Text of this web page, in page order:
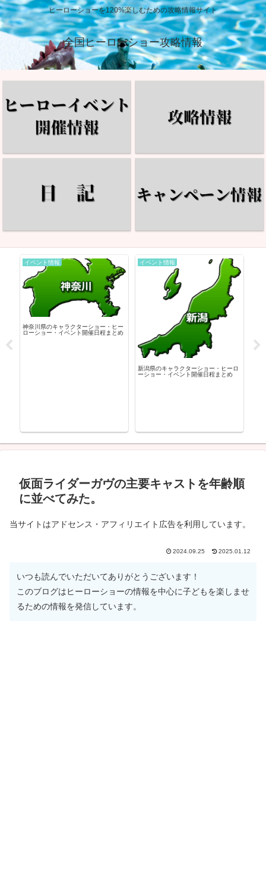
ヒーローショーを120%楽しむための攻略情報サイト
全国ヒーローショー攻略情報
イベント情報
神奈川県のキャラクターショー・ヒー
ローショー・イベント開催日程まとめ
イベント情報
新潟県のキャラクターショー・ヒーロ
ーショー・イベント開催日程まとめ
仮面ライダーガヴの主要キャストを年齢順
に並べてみた。
当サイトはアドセンス・アフィリエイト広告を利用しています。
2024.09.25 2025.01.12
いつも読んでいただいてありがとうございます！
このブログはヒーローショーの情報を中心に子どもを楽しませ
るための情報を発信しています。